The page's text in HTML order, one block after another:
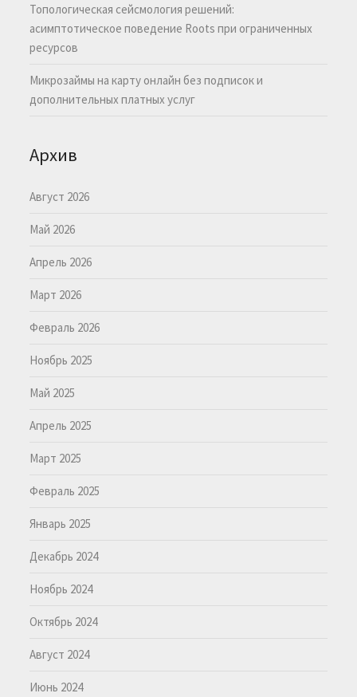
Топологическая сейсмология решений:
асимптотическое поведение Roots при ограниченных
ресурсов
Микрозаймы на карту онлайн без подписок и
дополнительных платных услуг
Архив
Август 2026
Май 2026
Апрель 2026
Март 2026
Февраль 2026
Ноябрь 2025
Май 2025
Апрель 2025
Март 2025
Февраль 2025
Январь 2025
Декабрь 2024
Ноябрь 2024
Октябрь 2024
Август 2024
Июнь 2024